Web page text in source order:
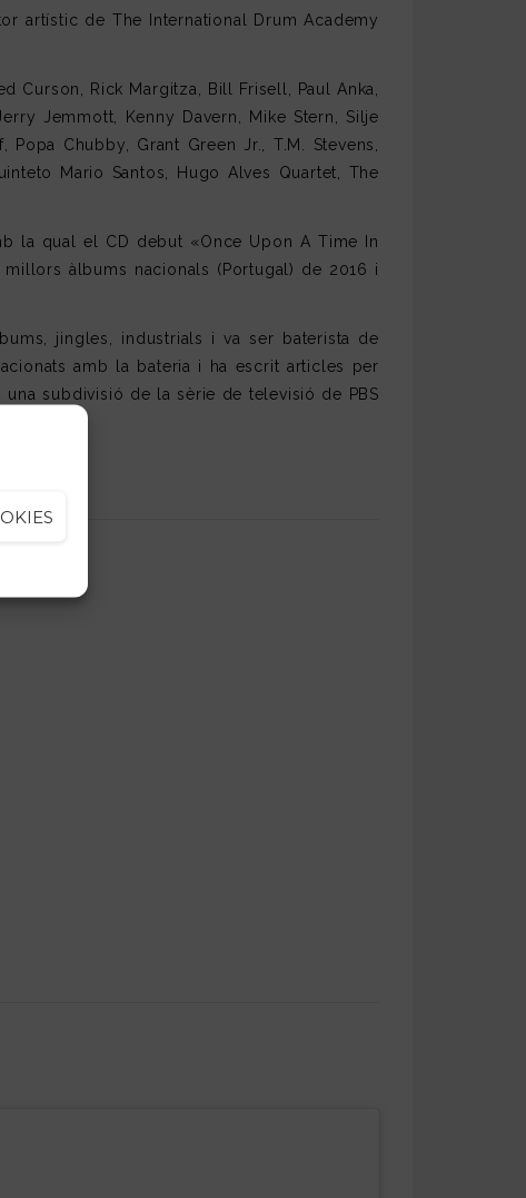
artístic de The International Drum Academy
Curson, Rick Margitza, Bill Frisell, Paul Anka,
Jemmott, Kenny Davern, Mike Stern, Silje
Chubby, Grant Green Jr., T.M. Stevens,
Mario Santos, Hugo Alves Quartet, The
la qual el CD debut «Once Upon A Time In
àlbums nacionals (Portugal) de 2016 i
jingles, industrials i va ser baterista de
amb la bateria i ha escrit articles per
una subdivisió de la sèrie de televisió de PBS